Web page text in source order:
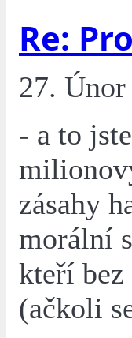
Re:
27.
- a to
zásahy
morální
kteří
(ačkoli